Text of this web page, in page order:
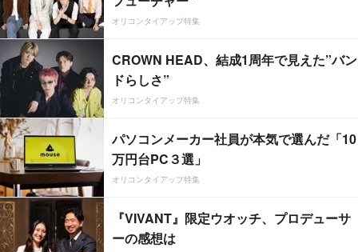
オリコンタイアップ特集
CROWN HEAD、結成1周年で見えた”バン
ドらしさ”
オリコンタイアップ特集
パソコンメーカー社員が本気で選んだ「10
万円台PC３選」
オリコンタイアップ特集
『VIVANT』限定ウオッチ、プロデューサ
ーの感想は